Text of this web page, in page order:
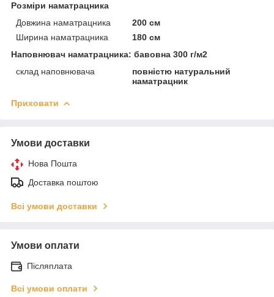
Розміри наматрацника
Довжина наматрацника
200 см
Ширина наматрацника
180 см
Наповнювач наматрацника: бавовна 300 г/м2
склад наповнювача
повністю натуральний
наматрацник
Приховати
Умови доставки
Нова Пошта
Доставка поштою
Всі умови доставки
Умови оплати
Післяплата
Всі умови оплати